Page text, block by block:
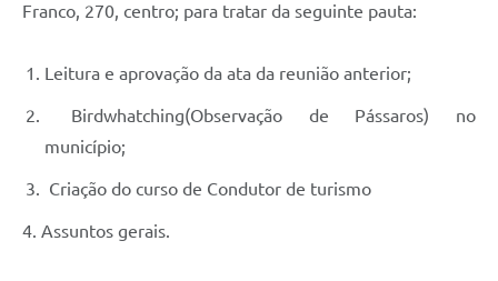
Franco, 270, centro; para tratar da seguinte pauta:
Leitura e aprovação da ata da reunião anterior;
Birdwhatching(Observação de Pássaros) no
município;
Criação do curso de Condutor de turismo
4. Assuntos gerais.